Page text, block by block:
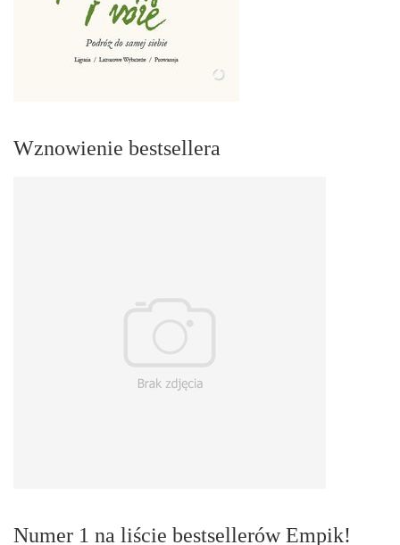
Wznowienie bestsellera
Numer 1 na liście bestsellerów Empik!